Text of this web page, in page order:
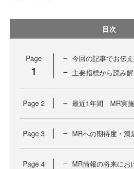
目次
Page
1
今回の記事でお伝
主要指標から読み
Page 2 最近1年間 MR実
Page 3 MRへの期待度・満
Page 4 MR情報の将来にお